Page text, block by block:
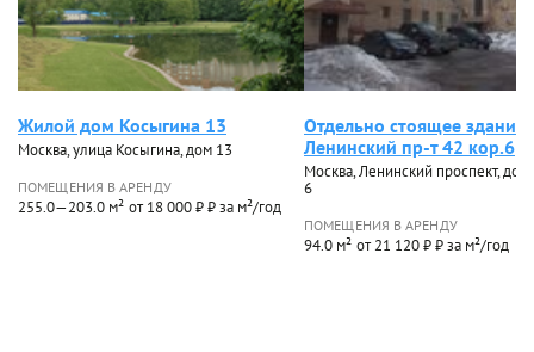
Жилой дом Косыгина 13
Москва, улица Косыгина, дом 13
ПОМЕЩЕНИЯ В АРЕНДУ
255.0—203.0 м² от 18 000 ₽ ₽ за м²/год
Отдельно стоящее здание
Ленинский пр-т 42 кор.6
Москва, Ленинский проспект, дом
6
ПОМЕЩЕНИЯ В АРЕНДУ
94.0 м² от 21 120 ₽ ₽ за м²/год